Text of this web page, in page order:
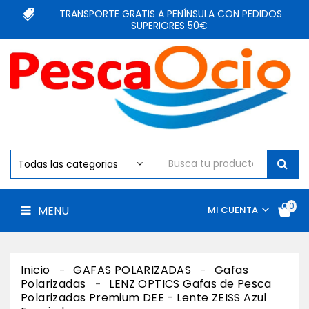
TRANSPORTE GRATIS A PENÍNSULA CON PEDIDOS
SUPERIORES 50€
MENU 0
MI CUENTA
MENU
ESPECIAL
CARRETES
MATERIAL
AGUA
MATERIAL
AGUA
DULCE
LINEAS
ANZUELOS
Inicio GAFAS POLARIZADAS
Gafas
Polarizadas
LENZ OPTICS Gafas de Pesca
Polarizadas Premium DEE - Lente ZEISS Azul